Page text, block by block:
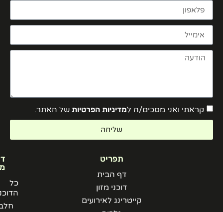
קראתי ואני מסכים/ה למדיניות הפרטיותשל האתר.
שליחה
תפריט
דף הבית
דוכני מזון
קייטרינג לאירועים
דוכני
מזון
הדוכנים
חלבי